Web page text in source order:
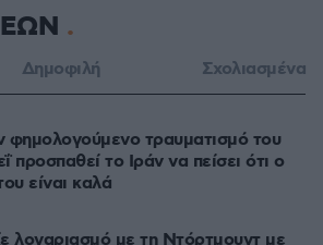
Δημοφιλή Σχολιασμένα
φημολογούμενο τραυματισμό του
προσπαθεί το Ιράν να πείσει ότι ο
είναι καλά
λογαριασμό με τη Ντόρτμουντ με